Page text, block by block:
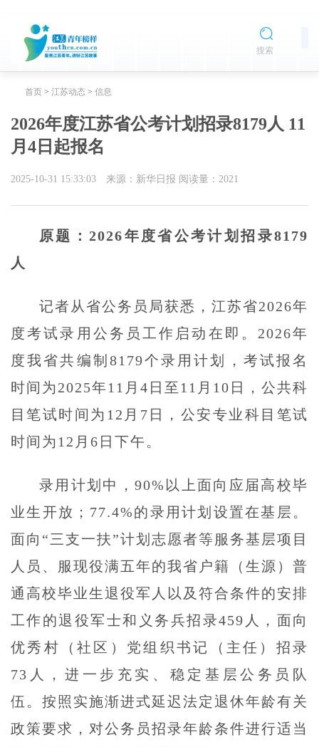
搜索
首页 > 江苏动态 > 信息
2026年度江苏省公考计划招录8179人 11
月4日起报名
2025-10-31 15:33:03 来源：新华日报 阅读量： 2021
原题：2026年度省公考计划招录8179
人
记者从省公务员局获悉，江苏省2026年
度考试录用公务员工作启动在即。2026年
度我省共编制8179个录用计划，考试报名
时间为2025年11月4日至11月10日，公共科
目笔试时间为12月7日，公安专业科目笔试
时间为12月6日下午。
录用计划中，90%以上面向应届高校毕
业生开放；77.4%的录用计划设置在基层。
面向“三支一扶”计划志愿者等服务基层项目
人员、服现役满五年的我省户籍（生源）普
通高校毕业生退役军人以及符合条件的安排
工作的退役军士和义务兵招录459人，面向
优秀村（社区）党组织书记（主任）招录
73人，进一步充实、稳定基层公务员队
伍。按照实施渐进式延迟法定退休年龄有关
政策要求，对公务员招录年龄条件进行适当